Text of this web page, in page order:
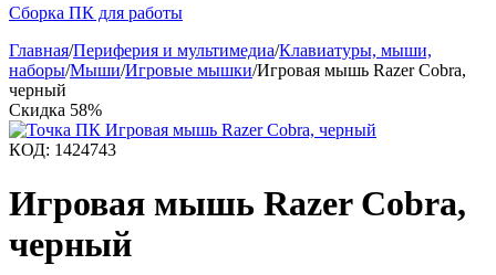
Сборка ПК для работы
Главная/Периферия и мультимедиа/Клавиатуры, мыши,
наборы/Мыши/Игровые мышки/Игровая мышь Razer Cobra,
черный
Скидка 58%
КОД: 1424743
Игровая мышь Razer Cobra,
черный